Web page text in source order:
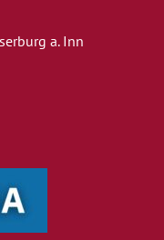
a. Inn